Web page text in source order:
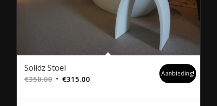
Solidz Stoel
€350.00 Oorspronkelijke
€315.00Huidige
Aanbieding!